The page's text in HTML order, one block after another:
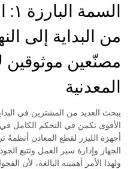
من البداية إلى
مصنّعين موثوقين
المعدنية
يبحث العديد من المشترين في
الأقوى تكمن في التحكم الكامل
أجهزة الليزر لقطع المعادن أنظمةً
الجهاز وإدارة سير العمل وتتبع
ولهذا الأمر أهميته البالغة، لأن